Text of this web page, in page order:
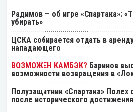
Радимов — об игре «Спартака»:
убирать»
ЦСКА собирается отдать в
нападающего
Баринов
возможности возвращения в
Полузащитник «Спартака» Полех
после исторического достижения